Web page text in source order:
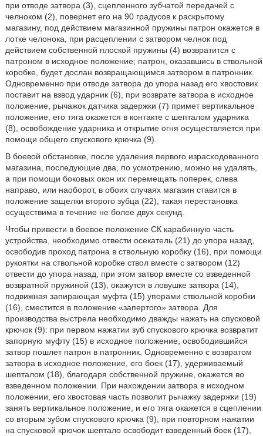
при отводе затвора (3), сцепленного зубчатой передачей с
челноком (2), повернет его на 90 градусов к раскрытому
магазину, под действием магазинной пружины патрон окажется в
лотке челонока, при расцеплении с затвором челнок под
действием собственной плоской пружины (4) возвратится с
патроном в исходное положение; патрон, оказавшись в ствольной
коробке, будет дослан возвращающимся затвором в патронник.
Одновременно при отводе затвора до упора назад его хвостовик
поставит на взвод ударник (6), при возврате затвора в исходное
положение, рычажок датчика задержки (7) примет вертикальное
положение, его тяга окажется в контакте с шепталом ударника
(8), освобождение ударника и открытие огня осуществляется при
помощи общего спускового крючка (9).
В боевой обстановке, после удаления первого израсходованного
магазина, последующие два, по усмотрению, можно не удалять,
а при помощи боковых окон их перемещать поперек, слева
направо, или наоборот, в обоих случаях магазин ставится в
положение защелки второго зубца (22), такая перестановка
осуществима в течение не более двух секунд.
Чтобы привести в боевое положение СК карабинную часть
устройства, необходимо отвести осекатель (21) до упора назад,
освободив проход патрона в ствольную коробку (16), при помощи
рукоятки на ствольной коробке ствол вместе с затвором (12)
отвести до упора назад, при этом затвор вместе со взведенной
возвратной пружиной (13), окажутся в ловушке затвора (14),
подвижная запирающая муфта (15) упорами ствольной коробки
(16), сместится в положение «запертого» затвора. Для
производства выстрела необходимо дважды нажать на спусковой
крючок (9): при первом нажатии зуб спускового крючка возвратит
запорную муфту (15) в исходное положение, освободившийся
затвор пошлет патрон в патронник. Одновременно с возвратом
затвора в исходное положение, его боек (17), удерживаемый
шепталом (18), благодаря собственной пружине, окажется во
взведенном положении. При нахождении затвора в исходном
положении, его хвостовая часть позволит рычажку задержки (19)
занять вертикальное положение, и его тяга окажется в сцеплении
со вторым зубом спускового крючка (9), при повторном нажатии
на спусковой крючок шептало освободит взведенный боек (17),